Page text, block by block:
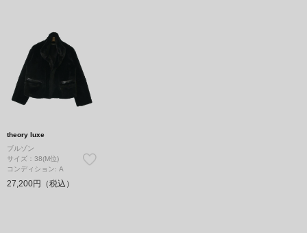
theory luxe
ブルゾン
サイズ：38(M位)
コンディション: A
27,200円（税込）